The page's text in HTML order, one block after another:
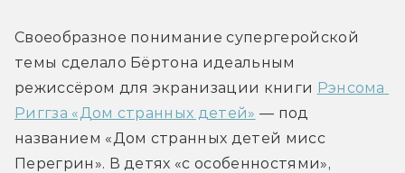
Своеобразное понимание супергеройской
темы сделало Бёртона идеальным
режиссёром для экранизации книги Рэнсома
Риггза «Дом странных детей» — под
названием «Дом странных детей мисс
Перегрин». В детях «с особенностями»,